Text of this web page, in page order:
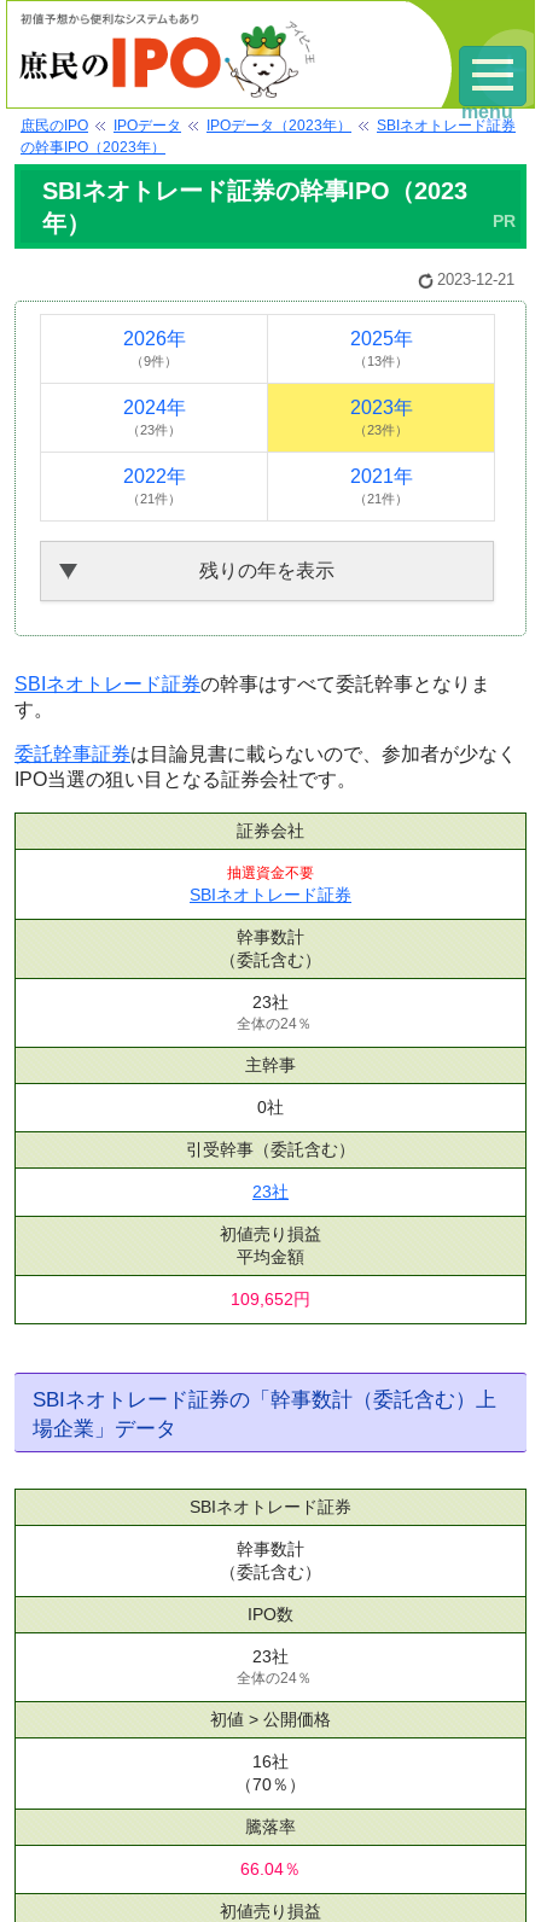
庶民のIPO IPOデータ IPOデータ（2023年）
SBIネオトレード証券
の幹事IPO（2023年）
SBIネオトレード証券の幹事IPO（2023
年）
2023-12-21
2026年
（9件）
2025年
（13件）
2024年
（23件）
2023年
（23件）
2022年
（21件）
2021年
（21件）
残りの年を表示
SBIネオトレード証券の幹事はすべて委託幹事となりま
す。
委託幹事証券は目論見書に載らないので、参加者が少なく
IPO当選の狙い目となる証券会社です。
証券会社
抽選資金不要
SBIネオトレード証券
幹事数計
（委託含む）
23社
全体の24％
主幹事
0社
引受幹事 （委託含む）
23社
初値売り損益
平均金額
109,652円
SBIネオトレード証券の「幹事数計（委託含む）上
場企業」データ
SBIネオトレード証券
幹事数計
（委託含む）
IPO数
23社
全体の24％
初値 > 公開価格
16社
（70％）
騰落率
66.04％
初値売り損益
menu